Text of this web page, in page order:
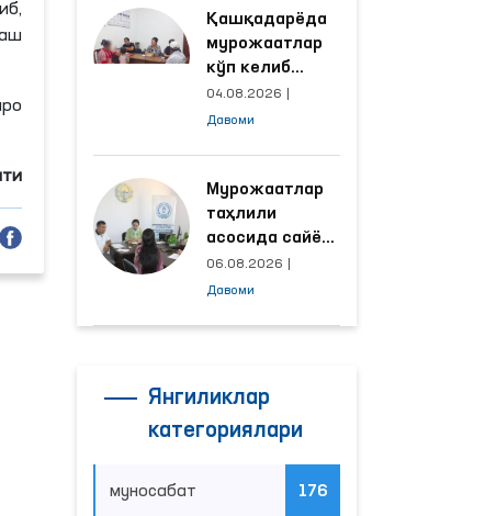
яхшиланди
Қашқадарёда
мурожаатлар
кўп келиб
тушаётган
ҳудудлар
ишлаш йўлга
қўйилди
04.08.2026
Давоми
Мурожаатлар
таҳлили
асосида сайёр
қабул
ўтказиладиган
06.08.2026
Давоми
Янгиликлар
категориялари
муносабат 176